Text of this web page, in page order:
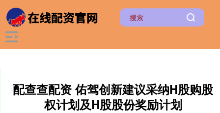
配查查配资 佑驾创新建议采纳H股购股
权计划及H股股份奖励计划